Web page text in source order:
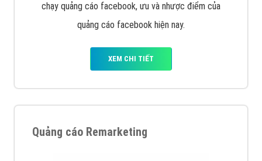
chạy quảng cáo facebook, ưu và nhược điểm của
quảng cáo facebook hiện nay.
XEM CHI TIẾT
Quảng cáo Remarketing